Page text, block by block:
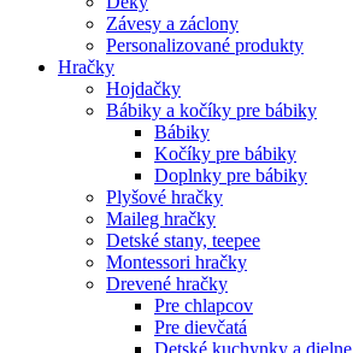
Závesy a záclony
Personalizované produkty
Hračky
Hojdačky
Bábiky a kočíky pre bábiky
Bábiky
Kočíky pre bábiky
Doplnky pre bábiky
Plyšové hračky
Maileg hračky
Detské stany, teepee
Montessori hračky
Drevené hračky
Pre chlapcov
Pre dievčatá
Detské kuchynky a dielne